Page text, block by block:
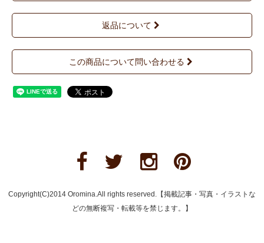
返品について
この商品について問い合わせる
Copyright(C)2014 Oromina.All rights reserved.【掲載記事・写真・イラストな
どの無断複写・転載等を禁じます。】